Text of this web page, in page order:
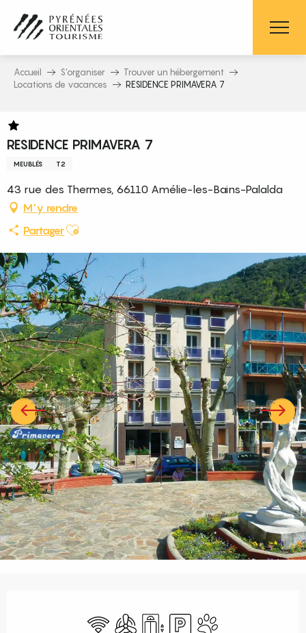
contenu
principal
Accueil S’organiser
Trouver un hébergement
Locations de vacances
RESIDENCE PRIMAVERA 7
RESIDENCE PRIMAVERA 7
MEUBLÉS T2
43 rue des Thermes, 66110 Amélie-les-Bains-Palalda
M'y rendre
PartagerAjouter aux favoris
WiFi Air conditionné
Ascenseur
ParkingAnimaux acceptés